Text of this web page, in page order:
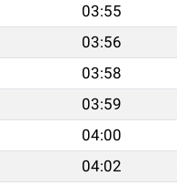
03:55
03:56
03:58
03:59
04:00
04:02